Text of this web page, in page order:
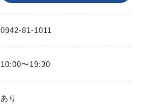
0942-81-1011
10:00〜19:30
あり